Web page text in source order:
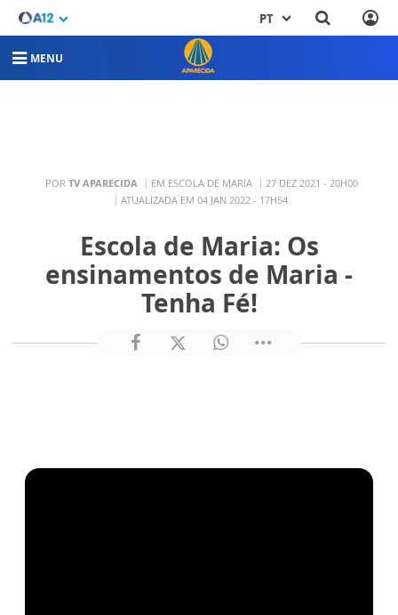
PT
MENU
POR TV APARECIDA EM ESCOLA DE MARIA
27 DEZ 2021 - 20H00
ATUALIZADA EM 04 JAN 2022 - 17H54
Escola de Maria: Os
ensinamentos de Maria -
Tenha Fé!